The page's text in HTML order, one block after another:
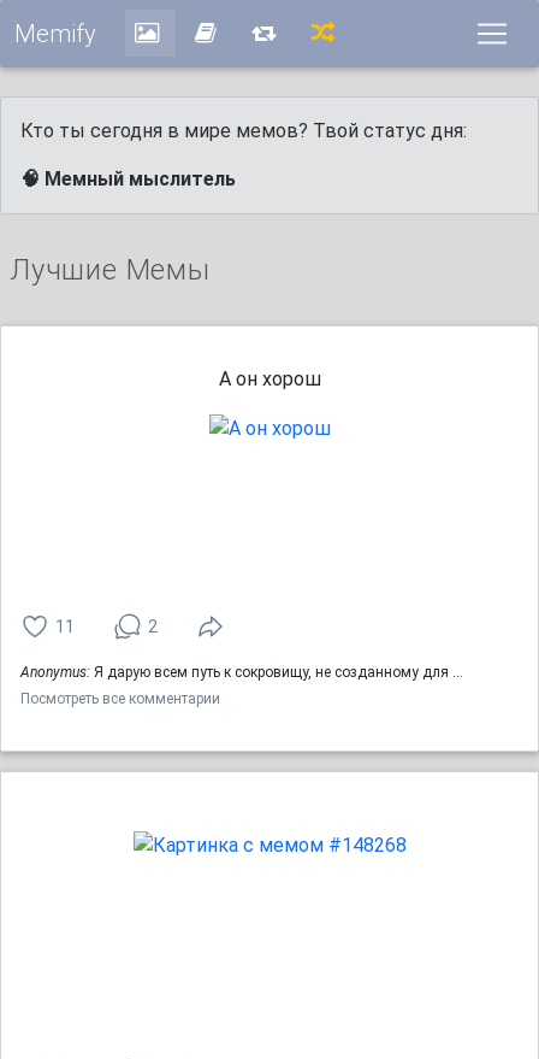
Memify
Кто ты сегодня в мире мемов? Твой статус дня:
🧠 Мемный мыслитель
Лучшие Мемы
А он хорош
11 2
Anonymus: Я дарую всем путь к сокровищу, не созданному для …
Посмотреть все комментарии